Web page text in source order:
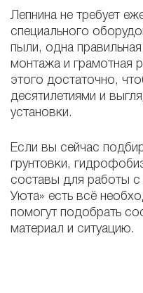
Лепнина не требует
специального
пыли, одна
монтажа и грамотная
этого достаточно,
десятилетиями и
установки.
Если вы сейчас
грунтовки,
составы для работы
Уюта» есть всё
помогут подобрать
материал и ситуацию.